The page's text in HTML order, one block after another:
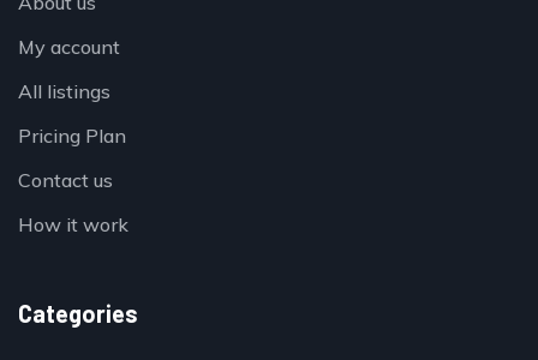
My account
All listings
Pricing Plan
Contact us
How it work
Categories